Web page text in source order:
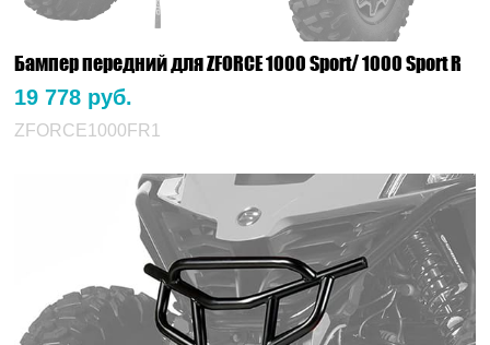
Бампер передний для ZFORCE 1000 Sport/ 1000 Sport R
19 778 руб.
ZFORCE1000FR1